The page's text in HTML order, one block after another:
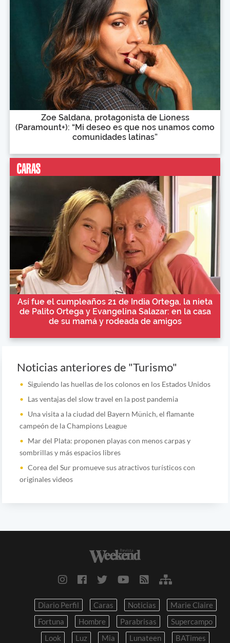
Zoe Saldana, protagonista de Lioness
(Paramount+): “Mi deseo es que nos unamos como
comunidades latinas”
Así fue el cumpleaños 21 de India Ortega, la nieta
de Palito Ortega y Evangelina Salazar: en la casa
de su mamá y rodeada de amigos
Noticias anteriores de "Turismo"
Siguiendo las huellas de los colonos en los Estados Unidos
Las ventajas del slow travel en la post pandemia
Una visita a la ciudad del Bayern Münich, el flamante
campeón de la Champions League
Mar del Plata: proponen playas con menos carpas y
sombrillas y más espacios libres
Corea del Sur promueve sus atractivos turísticos con
originales videos
Diario Perfil Caras Noticias
Marie Claire
Fortuna
Hombre Parabrisas
Supercampo
Look
Luz Mia Lunateen BATimes